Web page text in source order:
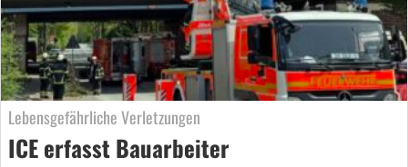
Lebensgefährliche Verletzungen
ICE erfasst Bauarbeiter